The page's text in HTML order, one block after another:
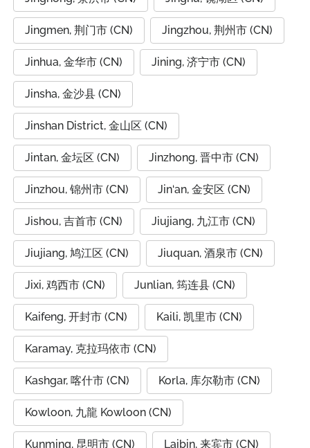
Jingmen, 荆门市 (CN) Jingzhou, 荆州市 (CN)
Jinhua, 金华市 (CN) Jining, 济宁市 (CN)
Jinsha, 金沙县 (CN)
Jinshan District, 金山区 (CN)
Jintan, 金坛区 (CN) Jinzhong, 晋中市 (CN)
Jinzhou, 锦州市 (CN) Jin‘an, 金安区 (CN)
Jishou, 吉首市 (CN) Jiujiang, 九江市 (CN)
Jiujiang, 鸠江区 (CN) Jiuquan, 酒泉市 (CN)
Jixi, 鸡西市 (CN) Junlian, 筠连县 (CN)
Kaifeng, 开封市 (CN) Kaili, 凯里市 (CN)
Karamay, 克拉玛依市 (CN)
Kashgar, 喀什市 (CN) Korla, 库尔勒市 (CN)
Kowloon, 九龍 Kowloon (CN)
Kunming, 昆明市 (CN) Laibin, 来宾市 (CN)